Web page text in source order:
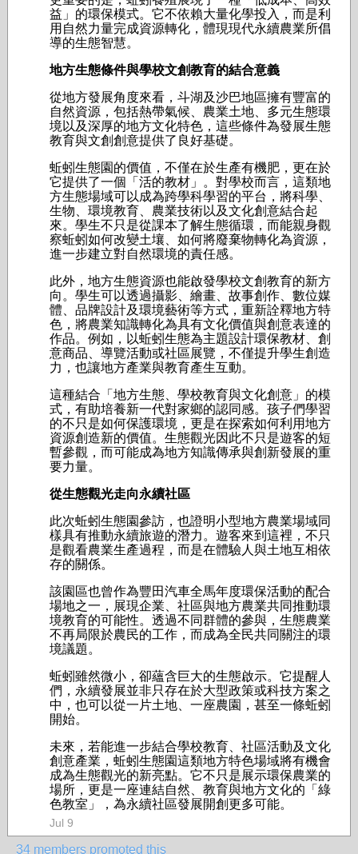
益」的環保模式。它不依賴大量化學投入，而是利
用自然力量完成資源轉化，體現現代永續農業所倡
導的生態智慧。
地方生態條件與學校文創教育的結合意義
從地方發展角度來看，斗湖及沙巴地區擁有豐富的
自然資源，包括熱帶氣候、農業土地、多元生態環
境以及深厚的地方文化特色，這些條件為發展生態
教育與文創創意提供了良好基礎。
蚯蚓生態園的價值，不僅在於生產有機肥，更在於
它提供了一個「活的教材」。對學校而言，這類地
方生態場域可以成為跨學科學習的平台，將科學、
生物、環境教育、農業技術以及文化創意結合起
來。學生不只是從課本了解生態循環，而能親身觀
察蚯蚓如何改變土壤、如何將廢棄物轉化為資源，
進一步建立對自然環境的責任感。
此外，地方生態資源也能啟發學校文創教育的新方
向。學生可以透過攝影、繪畫、故事創作、數位媒
體、品牌設計及環境藝術等方式，重新詮釋地方特
色，將農業知識轉化為具有文化價值與創意表達的
作品。例如，以蚯蚓生態為主題設計環保教材、創
意商品、導覽活動或社區展覽，不僅提升學生創造
力，也讓地方產業與教育產生互動。
這種結合「地方生態、學校教育與文化創意」的模
式，有助培養新一代對家鄉的認同感。孩子們學習
的不只是如何保護環境，更是在探索如何利用地方
資源創造新的價值。生態觀光因此不只是遊客的短
暫參觀，而可能成為地方知識傳承與創新發展的重
要力量。
從生態觀光走向永續社區
此次蚯蚓生態園參訪，也證明小型地方農業場域同
樣具有推動永續旅遊的潛力。遊客來到這裡，不只
是觀看農業生產過程，而是在體驗人與土地互相依
存的關係。
該園區也曾作為豐田汽車全馬年度環保活動的配合
場地之一，展現企業、社區與地方農業共同推動環
境教育的可能性。透過不同群體的參與，生態農業
不再局限於農民的工作，而成為全民共同關注的環
境議題。
蚯蚓雖然微小，卻蘊含巨大的生態啟示。它提醒人
們，永續發展並非只存在於大型政策或科技方案之
中，也可以從一片土地、一座農園，甚至一條蚯蚓
開始。
未來，若能進一步結合學校教育、社區活動及文化
創意產業，蚯蚓生態園這類地方特色場域將有機會
成為生態觀光的新亮點。它不只是展示環保農業的
場所，更是一座連結自然、教育與地方文化的「綠
色教室」，為永續社區發展開創更多可能。
Jul 9
34 members promoted this